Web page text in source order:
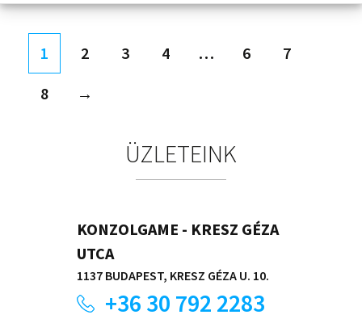
1 2 3 4 … 6
7
8
→
ÜZLETEINK
KONZOLGAME - KRESZ GÉZA
UTCA
1137 BUDAPEST, KRESZ GÉZA U. 10.
+36 30 792 2283